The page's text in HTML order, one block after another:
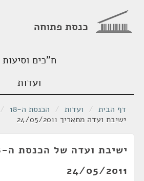
כנסת פתוחה
ח"כים וסיעות
ועדות
דף הבית / ועדות / הכנסת ה-18 /
ישיבת ועדה מתאריך 24/05/2011
24/05/2011